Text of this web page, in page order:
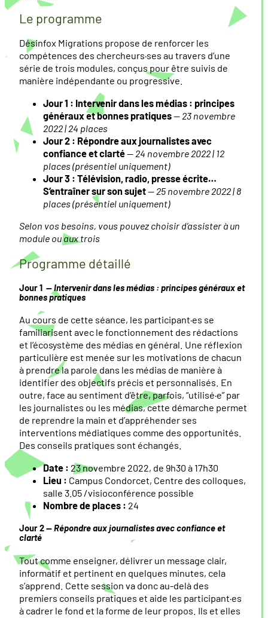
Le programme
Désinfox Migrations propose de renforcer les
compétences des chercheurs·ses au travers d’une
série de trois modules, conçus pour être suivis de
manière indépendante ou progressive.
Jour 1 : Intervenir dans les médias : principes
généraux et bonnes pratiques— 23 novembre
2022 | 24 places
Jour 2 : Répondre aux journalistes avec
confiance et clarté— 24 novembre 2022 | 12
places (présentiel uniquement)
Jour 3 : Télévision, radio, presse écrite…
S’entraîner sur son sujet— 25 novembre 2022 | 8
places (présentiel uniquement)
Selon vos besoins, vous pouvez choisir d’assister à un
module ouauxtrois
Programme détaillé
Jour 1 —Intervenir dans les médias : principes généraux et
bonnes pratiques
Au cours de cette séance, les participant·es se
familiarisent avec le fonctionnement des rédactions
et l’écosystème des médias en général. Une réflexion
particulière est menée sur les motivations de chacun
à prendre la parole dans les médias de manière à
identifier des objectifs précis et personnalisés. En
outre, face au sentiment d’être, parfois, “utilisé·e” par
les journalistes ou les médias, cette démarche permet
de reprendre la main et d’appréhender ses
interventions médiatiques comme des opportunités.
Des conseils pratiques sont échangés.
Date : 23 novembre 2022, de 9h30 à 17h30
Lieu : Campus Condorcet, Centre des colloques,
salle 3.05 /visioconférence possible
Nombre de places : 24
Jour 2 —Répondre aux journalistes avec confiance et
clarté
Tout comme enseigner, délivrer un message clair,
informatif et pertinent en quelques minutes, cela
s’apprend. Cette session va donc au-delà des
premiers conseils pratiques et aide les participant·es
à cadrer le fond et la forme de leur propos. Ils et elles